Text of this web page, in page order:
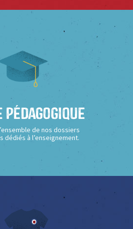
Pédagogique
de nos dossiers
dédiés à l’enseignement.